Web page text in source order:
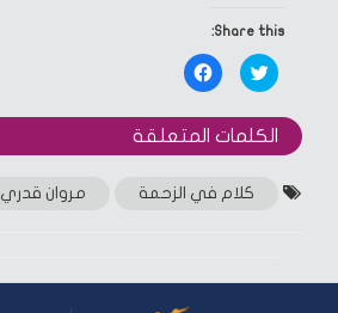
Share this:
Click
to
share
Twitter
(Opens
in
window)
Click
to
Facebook
(Opens
in
window)
الكلمات المتعلقة‎
كلام في الزحمة مروان قدري